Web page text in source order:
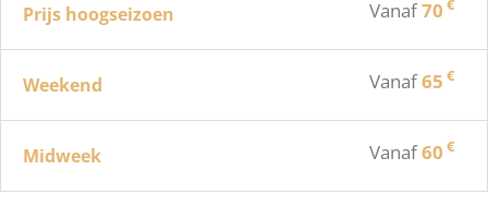
Prijs hoogseizoen Vanaf70 €
Weekend Vanaf65 €
Midweek Vanaf60 €